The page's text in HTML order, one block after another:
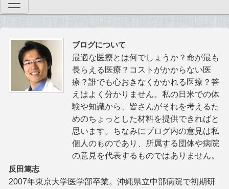
ブログについて
最適な医療とは何でしょうか？命が最も
長らえる医療？コストがかからない医
療？誰でも心おきなくかかれる医療？答
えはよく分かりません。私の日米での体
験や知識から、皆さんがそれを考えるた
めのちょっとした材料を提供できればと
思います。ちなみにブログ内の意見は私
個人のものであり、所属する団体や病院
の意見を代表するものではありません。
反田篤志
2007年東京大学医学部卒業。沖縄県立中部病院で初期研